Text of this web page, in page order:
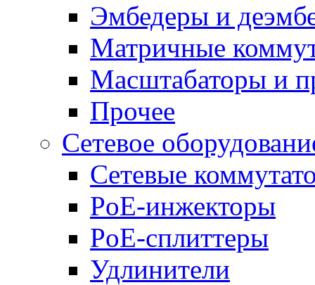
Эмбедеры и
Матричные
Масштабаторы и
Прочее
Сетевое
Сетевые
PoE-инжекторы
PoE-сплиттеры
Удлинители